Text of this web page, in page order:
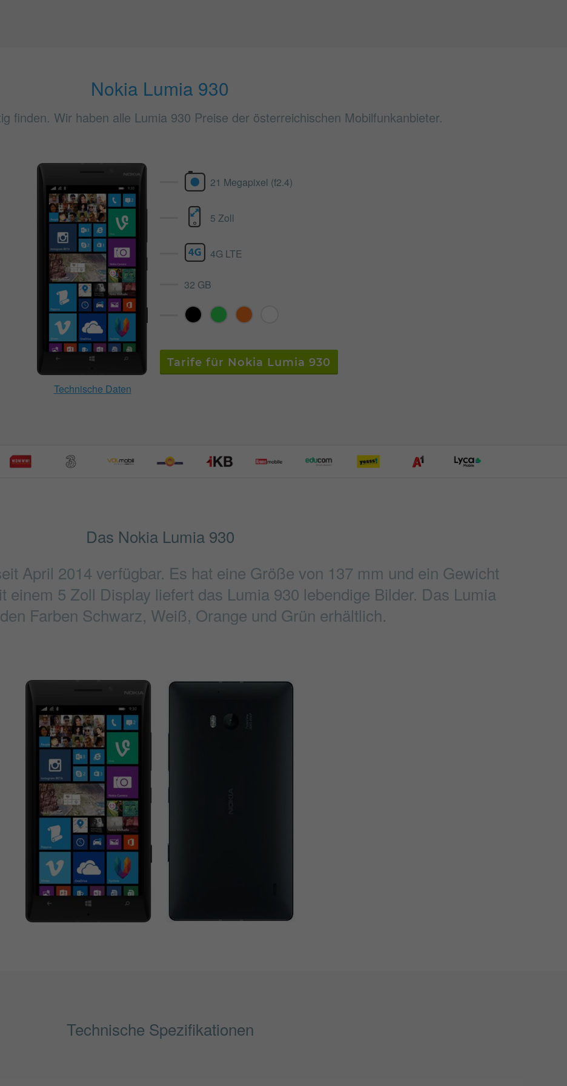
Nokia Lumia 930
finden. Wir haben alle Lumia 930 Preise der österreichischen Mobilfunkanbieter.
Technische Daten
21 Megapixel (f2.4)
5 Zoll
4G LTE
32 GB
Tarife für Nokia Lumia 930
Das Nokia Lumia 930
April 2014 verfügbar. Es hat eine Größe von 137 mm und ein Gewicht
einem 5 Zoll Display liefert das Lumia 930 lebendige Bilder. Das Lumia
Farben Schwarz, Weiß, Orange und Grün erhältlich.
Technische Spezifikationen